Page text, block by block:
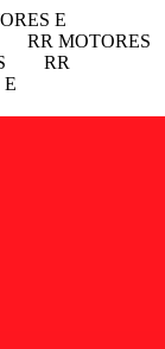
E
RR MOTORES
RR
E